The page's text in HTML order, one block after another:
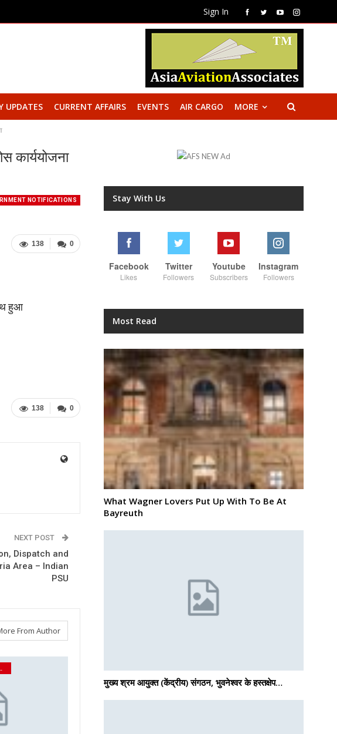
Sign In
UPDATES CURRENT AFFAIRS EVENTS AIR CARGO MORE
कार्ययोजना
NOTIFICATIONS
0
138
हुआ
0
138
NEXT POST
Dispatch and
Area – Indian
PSU
From Author
Stay With Us
Facebook
Likes
Twitter
Followers
Youtube
Subscribers
Instagram
Followers
Most Read
What Wagner Lovers Put Up With To Be At
Bayreuth
मुख्य श्रम आयुक्त (केंद्रीय) संगठन, भुवनेश्वर के हस्तक्षेप…